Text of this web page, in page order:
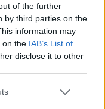
of the further
by third parties on the
information may
on the IAB’s List of
disclose it to other